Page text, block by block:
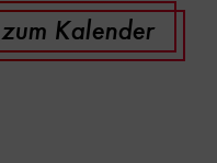
zum Kalender